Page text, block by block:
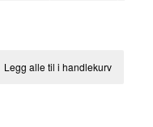
Legg alle til i handlekurv